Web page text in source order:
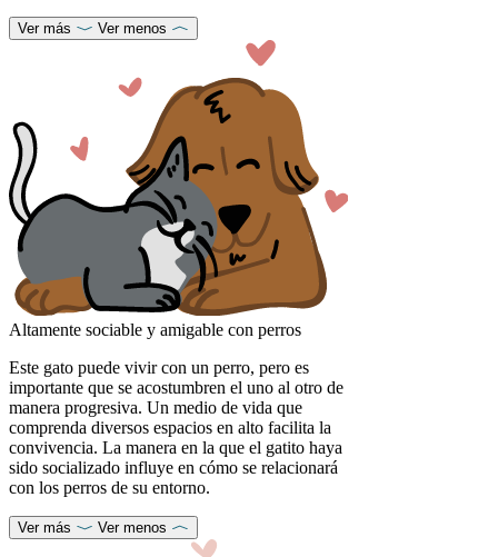
Ver más Ver menos
Altamente sociable y amigable con perros
Este gato puede vivir con un perro, pero es
importante que se acostumbren el uno al otro de
manera progresiva. Un medio de vida que
comprenda diversos espacios en alto facilita la
convivencia. La manera en la que el gatito haya
sido socializado influye en cómo se relacionará
con los perros de su entorno.
Ver más Ver menos